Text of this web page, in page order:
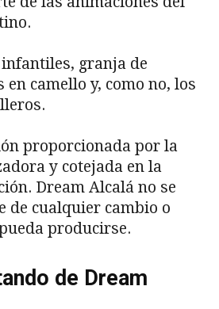
granja de
en camello y, como no, los
proporcionada por la
y cotejada en la
Dream Alcalá no se
de cualquier cambio o
producirse.
de Dream